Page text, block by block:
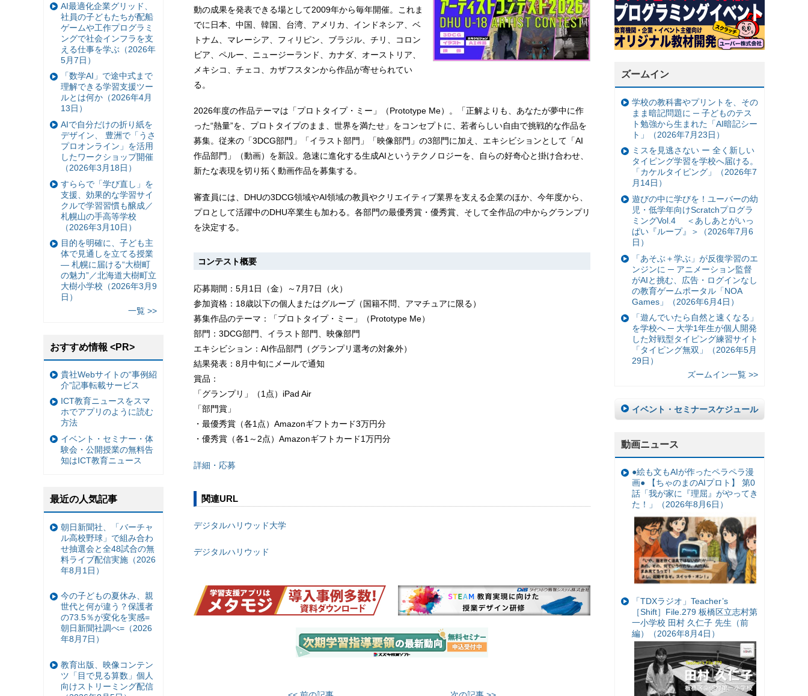
動の成果を発表できる場として2009年から毎年開催。これま
でに日本、中国、韓国、台湾、アメリカ、インドネシア、ベ
トナム、マレーシア、フィリピン、ブラジル、チリ、コロン
ビア、ペルー、ニュージーランド、カナダ、オーストリア、
メキシコ、チェコ、カザフスタンから作品が寄せられてい
る。
2026年度の作品テーマは「プロトタイプ・ミー」（Prototype Me）。「正解よりも、あなたが夢中に作
った“熱量”を、プロトタイプのまま、世界を満たせ」をコンセプトに、若者らしい自由で挑戦的な作品を
募集。従来の「3DCG部門」「イラスト部門」「映像部門」の3部門に加え、エキシビションとして「AI
作品部門」（動画）を新設。急速に進化する生成AIというテクノロジーを、自らの好奇心と掛け合わせ、
新たな表現を切り拓く動画作品を募集する。
審査員には、DHUの3DCG領域やAI領域の教員やクリエイティブ業界を支える企業のほか、今年度から、
プロとして活躍中のDHU卒業生も加わる。各部門の最優秀賞・優秀賞、そして全作品の中からグランプリ
を決定する。
コンテスト概要
応募期間：5月1日（金）～7月7日（火）
参加資格：18歳以下の個人またはグループ（国籍不問、アマチュアに限る）
募集作品のテーマ：「プロトタイプ・ミー」（Prototype Me）
部門：3DCG部門、イラスト部門、映像部門
エキシビション：AI作品部門（グランプリ選考の対象外）
結果発表：8月中旬にメールで通知
賞品：
「グランプリ」（1点）iPad Air
「部門賞」
・最優秀賞（各1点）Amazonギフトカード3万円分
・優秀賞（各1～2点）Amazonギフトカード1万円分
詳細・応募
関連URL
デジタルハリウッド大学
デジタルハリウッド
ズームイン
学校の教科書やプリントを、その
まま暗記問題に ─ 子どものテス
ト勉強から生まれた「AI暗記シー
ト」（2026年7月23日）
ミスを見逃さない ー 全く新しい
タイピング学習を学校へ届ける。
「カケルタイピング」（2026年7
月14日）
遊びの中に学びを！ユーバーの幼
児・低学年向けScratchプログラ
ミングVol.4 ＜あしあとがいっ
ぱい『ループ』＞（2026年7月6
日）
「あそぶ＋学ぶ」が反復学習のエ
ンジンに ─ アニメーション監督
がAIと挑む、広告・ログインなし
の教育ゲームポータル「NOA
Games」（2026年6月4日）
「遊んでいたら自然と速くなる」
を学校へ ─ 大学1年生が個人開発
した対戦型タイピング練習サイト
「タイピング無双」（2026年5月
29日）
ズームイン一覧 >>
イベント・セミナースケジュール
動画ニュース
●絵も文もAIが作ったペラペラ漫
画● 【ちゃのまのAIプロト】 第0
話「我が家に『理屈』がやってき
た！」（2026年8月6日）
「TDXラジオ」Teacher’s
［Shift］File.279 板橋区立志村第
一小学校 田村 久仁子 先生（前
編）（2026年8月4日）
AI最適化企業グリッド、
社員の子どもたちが配船
ゲームや工作プログラミ
ングで社会インフラを支
える仕事を学ぶ（2026年
5月7日）
「数学AI」で途中式まで
理解できる学習支援ツー
ルとは何か（2026年4月
13日）
AIで自分だけの折り紙を
デザイン、 豊洲で「うさ
プロオンライン」を活用
したワークショップ開催
（2026年3月18日）
すららで「学び直し」を
支援、効果的な学習サイ
クルで学習習慣も醸成／
札幌山の手高等学校
（2026年3月10日）
目的を明確に、子ども主
体で見通しを立てる授業
— 札幌に届ける“大樹町
の魅力”／北海道大樹町立
大樹小学校（2026年3月9
日）
一覧 >>
おすすめ情報 <PR>
貴社Webサイトの“事例紹
介”記事転載サービス
ICT教育ニュースをスマ
ホでアプリのように読む
方法
イベント・セミナー・体
験会・公開授業の無料告
知はICT教育ニュース
最近の人気記事
朝日新聞社、「バーチャ
ル高校野球」で組み合わ
せ抽選会と全48試合の無
料ライブ配信実施（2026
年8月1日）
今の子どもの夏休み、親
世代と何が違う？保護者
の73.5％が変化を実感=
朝日新聞社調べ=（2026
年8月7日）
教育出版、映像コンテン
ツ「目で見る算数」個人
向けストリーミング配信